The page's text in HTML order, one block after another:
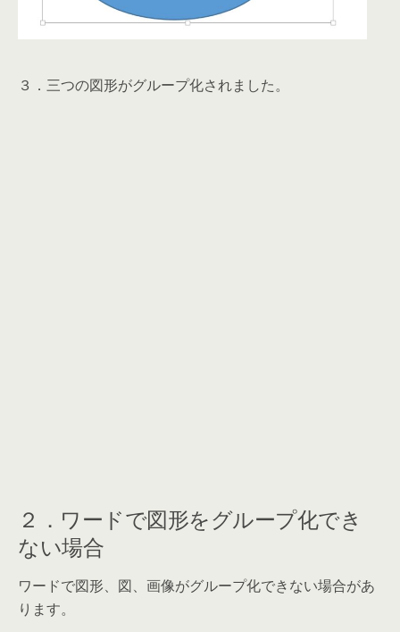
３．三つの図形がグループ化されました。
２．ワードで図形をグループ化でき
ない場合
ワードで図形、図、画像がグループ化できない場合があ
ります。